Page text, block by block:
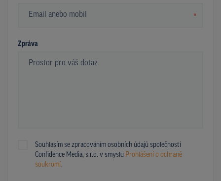
*
Zpráva
Souhlasím se zpracováním osobních údajů společností
Confidence Media, s.r.o. v smyslu Prohlášení o ochraně
soukromí.